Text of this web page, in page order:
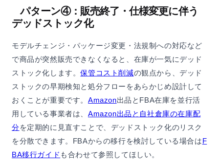
パターン④：販売終了・仕様変更に伴う
デッドストック化
モデルチェンジ・パッケージ変更・法規制への対応など
で商品が突然販売できなくなると、在庫が一気にデッド
ストック化します。保管コスト削減の観点から、デッド
ストックの早期検知と処分フローをあらかじめ設計して
おくことが重要です。 Amazon出品とFBA在庫を並行活
用している事業者は、 Amazon出品と自社倉庫の在庫配
分を定期的に見直すことで、デッドストック化のリスク
を分散できます。FBAからの移行を検討している場合はF
BA移行ガイド も合わせて参照してほしい。